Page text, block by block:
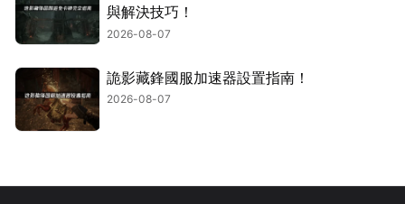
與解決技巧！
2026-08-07
詭影藏鋒國服加速器設置指南！
2026-08-07